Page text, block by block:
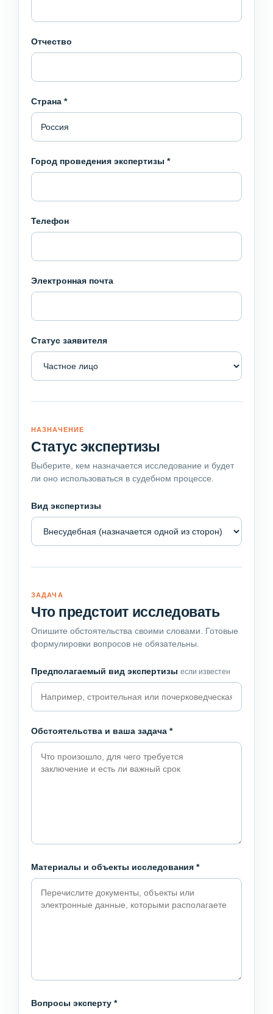
Отчество
Страна *
Город проведения экспертизы *
Телефон
Электронная почта
Статус заявителя
НАЗНАЧЕНИЕ
Статус экспертизы
Выберите, кем назначается исследование и будет
ли оно использоваться в судебном процессе.
Вид экспертизы
ЗАДАЧА
Что предстоит исследовать
Опишите обстоятельства своими словами. Готовые
формулировки вопросов не обязательны.
Предполагаемый вид экспертизы если известен
Обстоятельства и ваша задача *
Материалы и объекты исследования *
Вопросы эксперту *